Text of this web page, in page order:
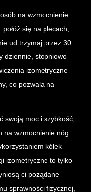
na wzmocnienie
się na plecach,
ud trzymaj przez 30
dziennie, stopniowo
izometryczne
co pozwala na
swoją moc i szybkość,
na wzmocnienie nóg.
kółek
izometryczne to tylko
ci pożądane
sprawności fizycznej,